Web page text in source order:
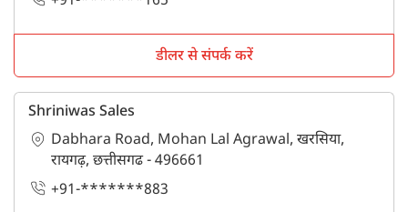
डीलर से संपर्क करें
Shriniwas Sales
Dabhara Road, Mohan Lal Agrawal, खरसिया,
रायगढ़, छत्तीसगढ - 496661
+91-*******883